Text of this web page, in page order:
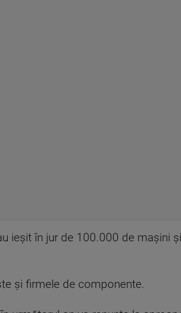
ieșit în jur de 100.000 de mașini
și firmele de componente.